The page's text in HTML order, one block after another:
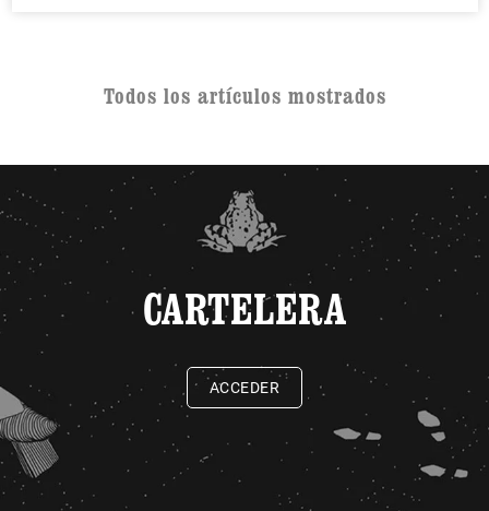
Todos los artículos mostrados
CARTELERA
ACCEDER